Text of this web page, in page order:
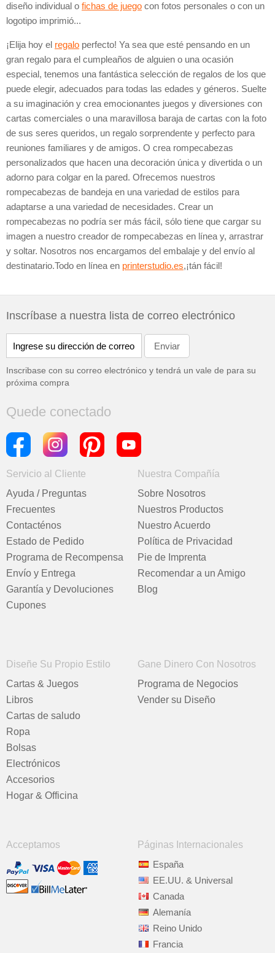
diseño individual o fichas de juego con fotos personales o con un
logotipo imprimió...
¡Elija hoy el regalo perfecto! Ya sea que esté pensando en un
gran regalo para el cumpleaños de alguien o una ocasión
especial, tenemos una fantástica selección de regalos de los que
puede elegir, adecuados para todas las edades y géneros. Suelte
a su imaginación y crea emocionantes juegos y diversiones con
cartas comerciales o una maravillosa baraja de cartas con la foto
de sus seres queridos, un regalo sorprendente y perfecto para
reuniones familiares y de amigos. O crea rompecabezas
personalizados que hacen una decoración única y divertida o un
adorno para colgar en la pared. Ofrecemos nuestros
rompecabezas de bandeja en una variedad de estilos para
adaptarse a una variedad de necesidades. Crear un
rompecabezas no podría ser más fácil, sólo tiene que cargar su
imagen a nuestro creador de rompecabezas en línea y, arrastrar
y soltar. Nosotros nos encargamos del embalaje y del envío al
destinatario.Todo en línea en printerstudio.es,¡tán fácil!
Inscríbase a nuestra lista de correo electrónico
Inscribase con su correo electrónico y tendrá un vale de para su
próxima compra
Quede conectado
Servicio al Cliente
Ayuda / Preguntas
Frecuentes
Contacténos
Estado de Pedido
Programa de Recompensa
Envío y Entrega
Garantía y Devoluciones
Cupones
Nuestra Compañía
Sobre Nosotros
Nuestros Productos
Nuestro Acuerdo
Política de Privacidad
Pie de Imprenta
Recomendar a un Amigo
Blog
Diseñe Su Propio Estilo
Cartas & Juegos
Libros
Cartas de saludo
Ropa
Bolsas
Electrónicos
Accesorios
Hogar & Officina
Gane Dinero Con Nosotros
Programa de Negocios
Vender su Diseño
Acceptamos
Páginas Internacionales
España
EE.UU. & Universal
Canada
Alemanía
Reino Unido
Francia